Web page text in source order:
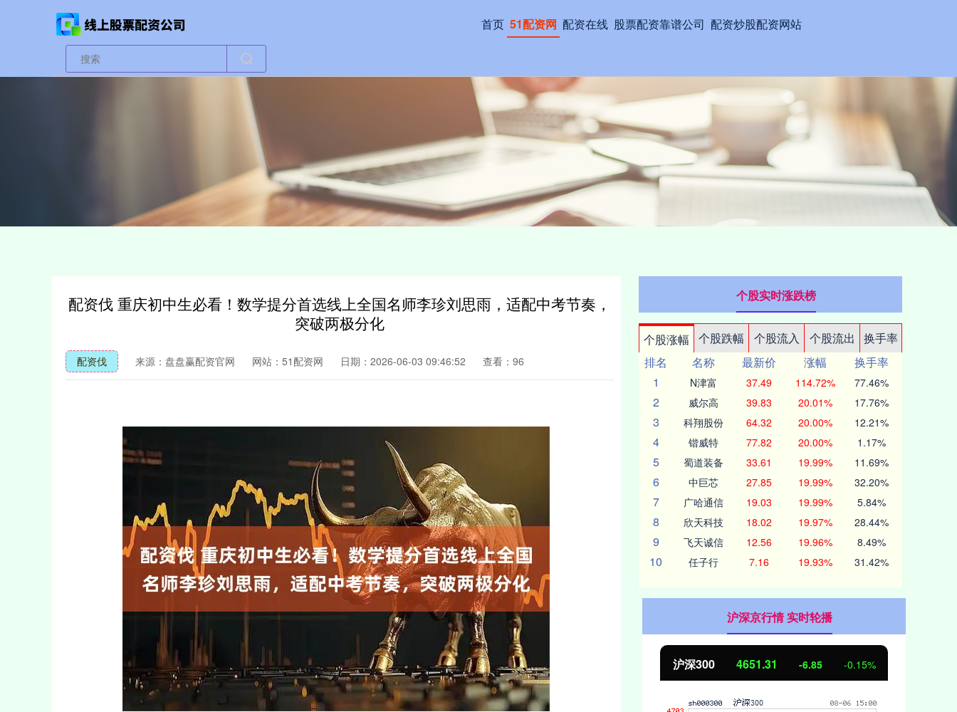
首页 51配资网 配资在线 股票配资靠谱公司 配资炒股配资网站
配资伐 重庆初中生必看！数学提分首选线上全国名师李珍刘思雨，适配中考节奏，
突破两极分化
配资伐 来源：盘盘赢配资官网 网站：51配资网 日期：2026-06-03 09:46:52 查看：96
个股实时涨跌榜
个股涨幅 个股跌幅 个股流入 个股流出
换手率
排名
名称 最新价 涨幅
换手率
1
N津富 37.49 114.72% 77.46%
2 威尔高 39.83 20.01% 17.76%
3 科翔股份 64.32 20.00% 12.21%
4 锴威特 77.82 20.00% 1.17%
5 蜀道装备 33.61 19.99% 11.69%
6 中巨芯 27.85 19.99% 32.20%
7 广哈通信 19.03 19.99% 5.84%
8 欣天科技 18.02 19.97% 28.44%
9 飞天诚信 12.56 19.96% 8.49%
10 任子行 7.16 19.93% 31.42%
沪深京行情 实时轮播
深证成指 14110.12 -34.08 -0.24% 沪深300 4651.31 -6.85 北证50 1122.88 3.42 0.30%